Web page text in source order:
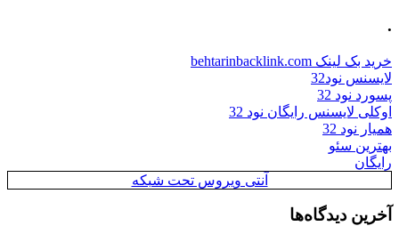
.
خرید بک لینک behtarinbacklink.com
لایسنس نود32
پسورد نود 32
اوکلی لایسنس رایگان نود 32
همیار نود 32
بهترین سئو
رایگان
آنتی ویروس تحت شبکه
آخرین دیدگاه‌ها